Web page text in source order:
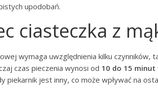
upodobań.
ciasteczka z
wymaga uwzględnienia kilku czynników,
czas pieczenia wynosi od 10 do 15 minut
piekarnik jest inny, co może wpływać na